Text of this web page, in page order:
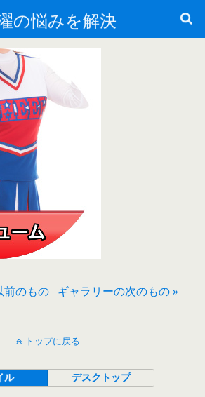
の悩みを解決
前のもの ギャラリーの次のもの »
トップに戻る
ル デスクトップ